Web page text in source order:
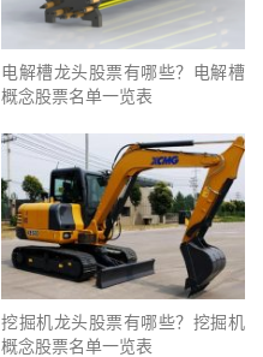
电解槽龙头股票有哪些？电解槽
概念股票名单一览表
挖掘机龙头股票有哪些？挖掘机
概念股票名单一览表